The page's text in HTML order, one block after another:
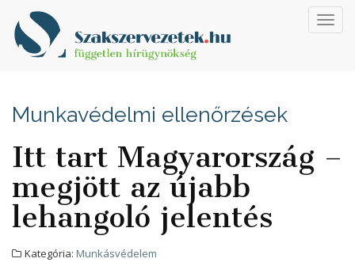
Munkavédelmi ellenőrzések
Itt tart Magyarország –
megjött az újabb
lehangoló jelentés
Kategória: Munkásvédelem